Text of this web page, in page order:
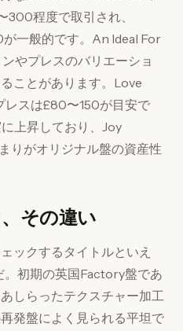
300程度で取引され、
一般的です。An Ideal For
やプレスのバリエーショ
ことがあります。Love
スは£80〜150が目安で
上昇しており、Joy
りがオリジナル盤の資産性
その違い
ックするタイトルといえ
初期の英国Factory盤であ
しらったテクスチャー加工
発盤によく見られる平坦で